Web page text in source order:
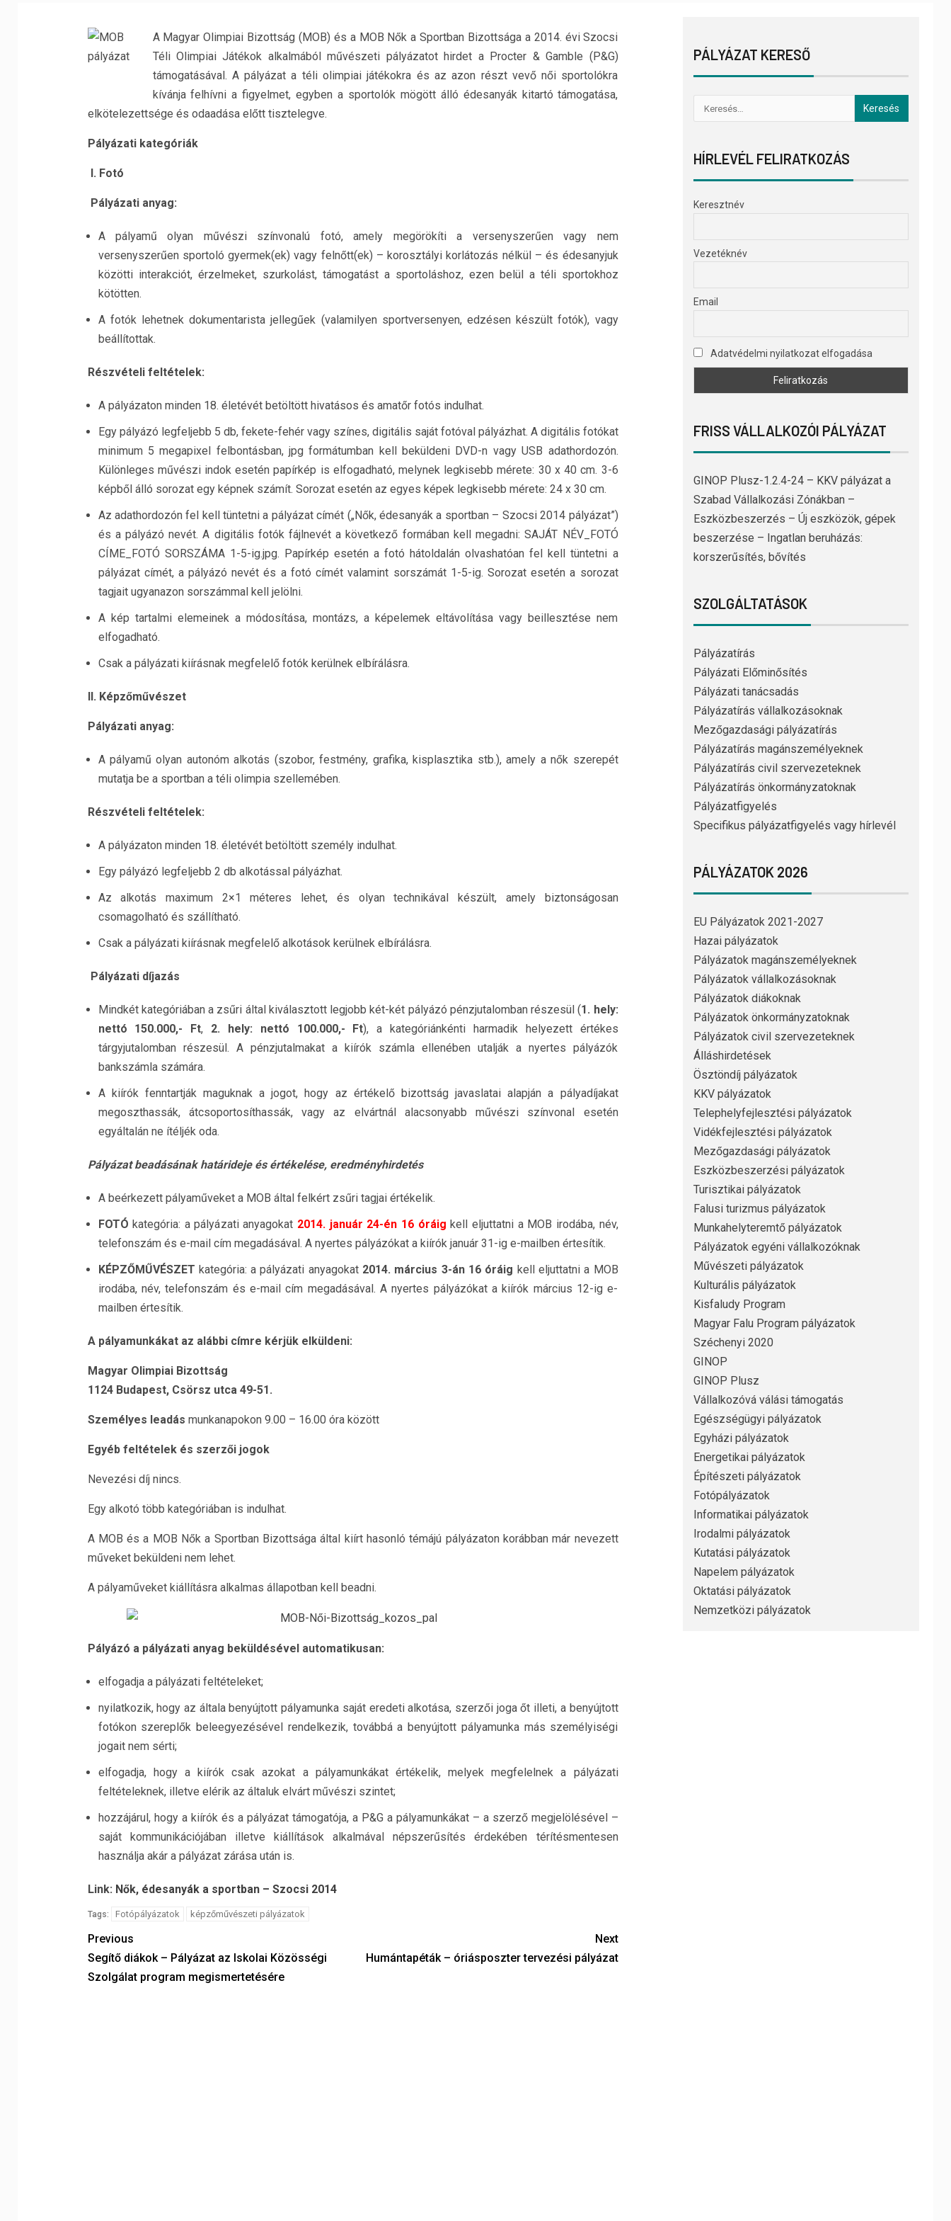
A Magyar Olimpiai Bizottság (MOB) és a MOB Nők a Sportban Bizottsága a 2014. évi Szocsi
Téli Olimpiai Játékok alkalmából művészeti pályázatot hirdet a Procter & Gamble (P&G)
támogatásával. A pályázat a téli olimpiai játékokra és az azon részt vevő női sportolókra
kívánja felhívni a figyelmet, egyben a sportolók mögött álló édesanyák kitartó támogatása,
elkötelezettsége és odaadása előtt tisztelegve.
Pályázati kategóriák
I. Fotó
Pályázati anyag:
A pályamű olyan művészi színvonalú fotó, amely megörökíti a versenyszerűen vagy nem
versenyszerűen sportoló gyermek(ek) vagy felnőtt(ek) – korosztályi korlátozás nélkül – és édesanyjuk
közötti interakciót, érzelmeket, szurkolást, támogatást a sportoláshoz, ezen belül a téli sportokhoz
kötötten.
A fotók lehetnek dokumentarista jellegűek (valamilyen sportversenyen, edzésen készült fotók), vagy
beállítottak.
Részvételi feltételek:
A pályázaton minden 18. életévét betöltött hivatásos és amatőr fotós indulhat.
Egy pályázó legfeljebb 5 db, fekete-fehér vagy színes, digitális saját fotóval pályázhat. A digitális fotókat
minimum 5 megapixel felbontásban, jpg formátumban kell beküldeni DVD-n vagy USB adathordozón.
Különleges művészi indok esetén papírkép is elfogadható, melynek legkisebb mérete: 30 x 40 cm. 3-6
képből álló sorozat egy képnek számít. Sorozat esetén az egyes képek legkisebb mérete: 24 x 30 cm.
Az adathordozón fel kell tüntetni a pályázat címét („Nők, édesanyák a sportban – Szocsi 2014 pályázat”)
és a pályázó nevét. A digitális fotók fájlnevét a következő formában kell megadni: SAJÁT NÉV_FOTÓ
CÍME_FOTÓ SORSZÁMA 1-5-ig.jpg. Papírkép esetén a fotó hátoldalán olvashatóan fel kell tüntetni a
pályázat címét, a pályázó nevét és a fotó címét valamint sorszámát 1-5-ig. Sorozat esetén a sorozat
tagjait ugyanazon sorszámmal kell jelölni.
A kép tartalmi elemeinek a módosítása, montázs, a képelemek eltávolítása vagy beillesztése nem
elfogadható.
Csak a pályázati kiírásnak megfelelő fotók kerülnek elbírálásra.
II. Képzőművészet
Pályázati anyag:
A pályamű olyan autonóm alkotás (szobor, festmény, grafika, kisplasztika stb.), amely a nők szerepét
mutatja be a sportban a téli olimpia szellemében.
Részvételi feltételek:
A pályázaton minden 18. életévét betöltött személy indulhat.
Egy pályázó legfeljebb 2 db alkotással pályázhat.
Az alkotás maximum 2×1 méteres lehet, és olyan technikával készült, amely biztonságosan
csomagolható és szállítható.
Csak a pályázati kiírásnak megfelelő alkotások kerülnek elbírálásra.
Pályázati díjazás
Mindkét kategóriában a zsűri által kiválasztott legjobb két-két pályázó pénzjutalomban részesül (1. hely:
nettó 150.000,- Ft, 2. hely: nettó 100.000,- Ft), a kategóriánkénti harmadik helyezett értékes
tárgyjutalomban részesül. A pénzjutalmakat a kiírók számla ellenében utalják a nyertes pályázók
bankszámla számára.
A kiírók fenntartják maguknak a jogot, hogy az értékelő bizottság javaslatai alapján a pályadíjakat
megoszthassák, átcsoportosíthassák, vagy az elvártnál alacsonyabb művészi színvonal esetén
egyáltalán ne ítéljék oda.
Pályázat beadásának határideje és értékelése, eredményhirdetés
A beérkezett pályaműveket a MOB által felkért zsűri tagjai értékelik.
FOTÓ kategória: a pályázati anyagokat 2014. január 24-én 16 óráig kell eljuttatni a MOB irodába, név,
telefonszám és e-mail cím megadásával. A nyertes pályázókat a kiírók január 31-ig e-mailben értesítik.
KÉPZŐMŰVÉSZET kategória: a pályázati anyagokat 2014. március 3-án 16 óráig kell eljuttatni a MOB
irodába, név, telefonszám és e-mail cím megadásával. A nyertes pályázókat a kiírók március 12-ig e-
mailben értesítik.
A pályamunkákat az alábbi címre kérjük elküldeni:
Magyar Olimpiai Bizottság
1124 Budapest, Csörsz utca 49-51.
Személyes leadás munkanapokon 9.00 – 16.00 óra között
Egyéb feltételek és szerzői jogok
Nevezési díj nincs.
Egy alkotó több kategóriában is indulhat.
A MOB és a MOB Nők a Sportban Bizottsága által kiírt hasonló témájú pályázaton korábban már nevezett
műveket beküldeni nem lehet.
A pályaműveket kiállításra alkalmas állapotban kell beadni.
Pályázó a pályázati anyag beküldésével automatikusan:
elfogadja a pályázati feltételeket;
nyilatkozik, hogy az általa benyújtott pályamunka saját eredeti alkotása, szerzői joga őt illeti, a benyújtott
fotókon szereplők beleegyezésével rendelkezik, továbbá a benyújtott pályamunka más személyiségi
jogait nem sérti;
elfogadja, hogy a kiírók csak azokat a pályamunkákat értékelik, melyek megfelelnek a pályázati
feltételeknek, illetve elérik az általuk elvárt művészi szintet;
hozzájárul, hogy a kiírók és a pályázat támogatója, a P&G a pályamunkákat – a szerző megjelölésével –
saját kommunikációjában illetve kiállítások alkalmával népszerűsítés érdekében térítésmentesen
használja akár a pályázat zárása után is.
Link: Nők, édesanyák a sportban – Szocsi 2014
Tags: Fotópályázatok képzőművészeti pályázatok
Previous
Segítő diákok – Pályázat az Iskolai Közösségi
Szolgálat program megismertetésére
Next
Humántapéták – óriásposzter tervezési pályázat
PÁLYÁZAT KERESŐ
HÍRLEVÉL FELIRATKOZÁS
Keresztnév
Vezetéknév
Email
Adatvédelmi nyilatkozat elfogadása
FRISS VÁLLALKOZÓI PÁLYÁZAT
GINOP Plusz-1.2.4-24 – KKV pályázat a
Szabad Vállalkozási Zónákban –
Eszközbeszerzés – Új eszközök, gépek
beszerzése – Ingatlan beruházás:
korszerűsítés, bővítés
SZOLGÁLTATÁSOK
Pályázatírás
Pályázati Előminősítés
Pályázati tanácsadás
Pályázatírás vállalkozásoknak
Mezőgazdasági pályázatírás
Pályázatírás magánszemélyeknek
Pályázatírás civil szervezeteknek
Pályázatírás önkormányzatoknak
Pályázatfigyelés
Specifikus pályázatfigyelés vagy hírlevél
PÁLYÁZATOK 2026
EU Pályázatok 2021-2027
Hazai pályázatok
Pályázatok magánszemélyeknek
Pályázatok vállalkozásoknak
Pályázatok diákoknak
Pályázatok önkormányzatoknak
Pályázatok civil szervezeteknek
Álláshirdetések
Ösztöndíj pályázatok
KKV pályázatok
Telephelyfejlesztési pályázatok
Vidékfejlesztési pályázatok
Mezőgazdasági pályázatok
Eszközbeszerzési pályázatok
Turisztikai pályázatok
Falusi turizmus pályázatok
Munkahelyteremtő pályázatok
Pályázatok egyéni vállalkozóknak
Művészeti pályázatok
Kulturális pályázatok
Kisfaludy Program
Magyar Falu Program pályázatok
Széchenyi 2020
GINOP
GINOP Plusz
Vállalkozóvá válási támogatás
Egészségügyi pályázatok
Egyházi pályázatok
Energetikai pályázatok
Építészeti pályázatok
Fotópályázatok
Informatikai pályázatok
Irodalmi pályázatok
Kutatási pályázatok
Napelem pályázatok
Oktatási pályázatok
Nemzetközi pályázatok